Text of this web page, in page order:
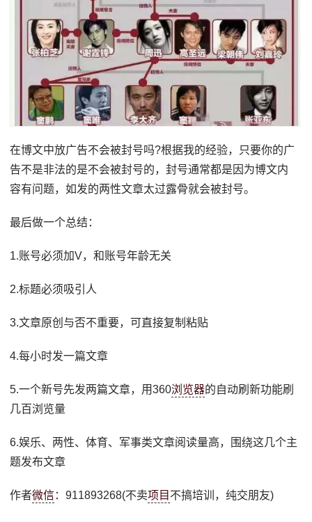
在博文中放广告不会被封号吗?根据我的经验，只要你的广
告不是非法的是不会被封号的，封号通常都是因为博文内
容有问题，如发的两性文章太过露骨就会被封号。
最后做一个总结：
1.账号必须加V，和账号年龄无关
2.标题必须吸引人
3.文章原创与否不重要，可直接复制粘贴
4.每小时发一篇文章
5.一个新号先发两篇文章，用360浏览器的自动刷新功能刷
几百浏览量
6.娱乐、两性、体育、军事类文章阅读量高，围绕这几个主
题发布文章
作者微信：911893268(不卖项目 不搞培训，纯交朋友)